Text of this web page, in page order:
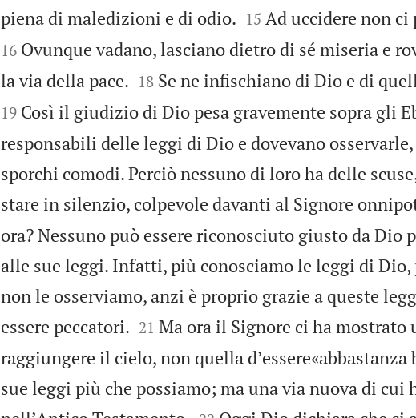
piena di maledizioni e di odio.
15 Ad uccidere non ci
16 Ovunque vadano, lasciano dietro di sé miseria e
la via della pace.
18 Se ne infischiano di Dio e di
19 Così il giudizio di Dio pesa gravemente sopra gli
responsabili delle leggi di Dio e dovevano
sporchi comodi. Perciò nessuno di loro ha delle
stare in silenzio, colpevole davanti al Signore
ora? Nessuno può essere riconosciuto giusto da Dio
alle sue leggi. Infatti, più conosciamo le leggi di
non le osserviamo, anzi è proprio grazie a queste
essere peccatori.
21 Ma ora il Signore ci ha mostrato
raggiungere il cielo, non quella
sue leggi più che possiamo; ma una via nuova di